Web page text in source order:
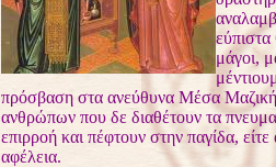
εύπιστα
μάγοι,
πρόσβαση στα ανεύθυνα Μέσα
ανθρώπων που δε διαθέτουν τα
επιρροή και πέφτουν στην παγίδα,
αφέλεια.